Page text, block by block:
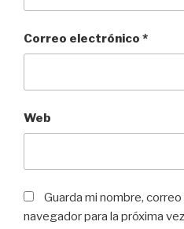
Correo electrónico *
Web
Guarda mi nombre,
navegador para la próxima